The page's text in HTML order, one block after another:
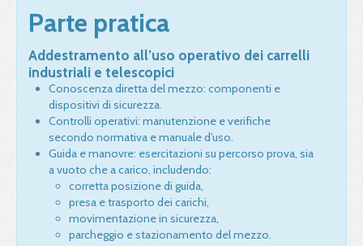
Parte pratica
Addestramento all’uso operativo dei carrelli
industriali e telescopici
Conoscenza diretta del mezzo: componenti e
dispositivi di sicurezza.
Controlli operativi: manutenzione e verifiche
secondo normativa e manuale d’uso.
Guida e manovre: esercitazioni su percorso prova, sia
a vuoto che a carico, includendo:
corretta posizione di guida,
presa e trasporto dei carichi,
movimentazione in sicurezza,
parcheggio e stazionamento del mezzo.